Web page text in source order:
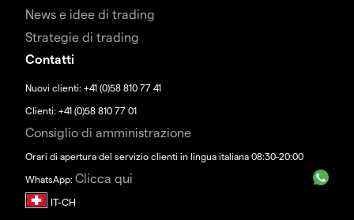
News e idee di trading
Strategie di trading
Contatti
Nuovi clienti: +41 (0)58 810 77 41
Clienti: +41 (0)58 810 77 01
Consiglio di amministrazione
Orari di apertura del servizio clienti in lingua italiana 08:30-20:00
WhatsApp: Clicca qui